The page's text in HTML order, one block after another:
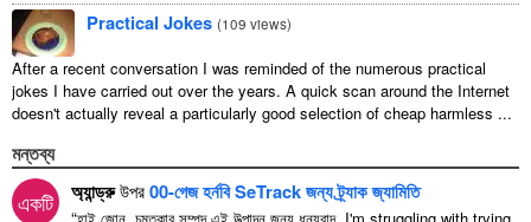
Practical Jokes (109 views)
After a recent conversation I was reminded of the numerous practical
jokes I have carried out over the years. A quick scan around the Internet
doesn't actually reveal a particularly good selection of cheap harmless ...
মন্তব্য
একটি অ্যান্ড্রুউপর00-গেজ হর্নবি SeTrack জন্য ট্র্যাক জ্যামিতি
“হাই জোন, চমত্কার সম্পদ এই উত্পাদন জন্য ধন্যবাদ. I'm struggling with trying